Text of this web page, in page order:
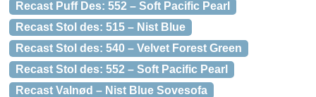
Recast Puff Des: 552 – Soft Pacific Pearl
Recast Stol des: 515 – Nist Blue
Recast Stol des: 540 – Velvet Forest Green
Recast Stol des: 552 – Soft Pacific Pearl
Recast Valnød – Nist Blue Sovesofa